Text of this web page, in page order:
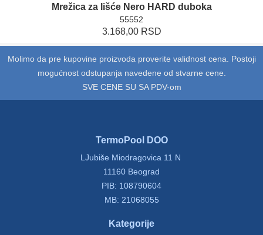
Mrežica za lišće Nero HARD duboka
55552
3.168,00 RSD
Molimo da pre kupovine proizvoda proverite validnost cena. Postoji
mogućnost odstupanja navedene od stvarne cene.
SVE CENE SU SA PDV-om
TermoPool DOO
LJubiše Miodragovica 11 N
11160 Beograd
PIB: 108790604
MB: 21068055
Kategorije